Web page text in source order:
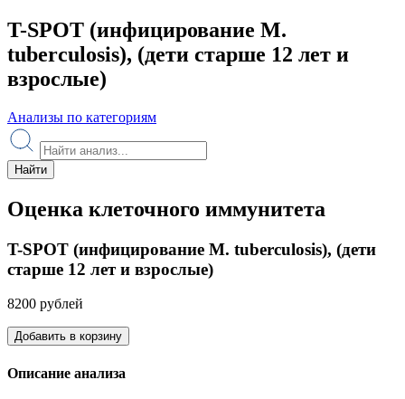
T-SPOT (инфицирование M.
tuberculosis), (дети старше 12 лет и
взрослые)
Анализы по категориям
Найти
Оценка клеточного иммунитета
T-SPOT (инфицирование M. tuberculosis), (дети
старше 12 лет и взрослые)
8200 рублей
Добавить в корзину
Описание анализа